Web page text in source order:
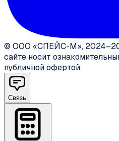
© ООО «СПЕЙС-М»,
сайте носит
публичной офертой
Связь